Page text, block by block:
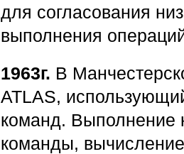
для согласования
выполнения
1963г. В
ATLAS,
команд. Выполнение
команды,